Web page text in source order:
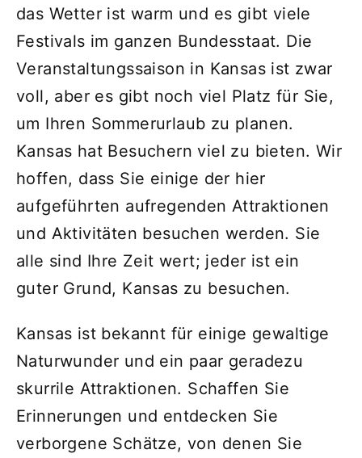
das Wetter ist warm und es gibt viele
Festivals im ganzen Bundesstaat. Die
Veranstaltungssaison in Kansas ist zwar
voll, aber es gibt noch viel Platz für Sie,
um Ihren Sommerurlaub zu planen.
Kansas hat Besuchern viel zu bieten. Wir
hoffen, dass Sie einige der hier
aufgeführten aufregenden Attraktionen
und Aktivitäten besuchen werden. Sie
alle sind Ihre Zeit wert; jeder ist ein
guter Grund, Kansas zu besuchen.
Kansas ist bekannt für einige gewaltige
Naturwunder und ein paar geradezu
skurrile Attraktionen. Schaffen Sie
Erinnerungen und entdecken Sie
verborgene Schätze, von denen Sie